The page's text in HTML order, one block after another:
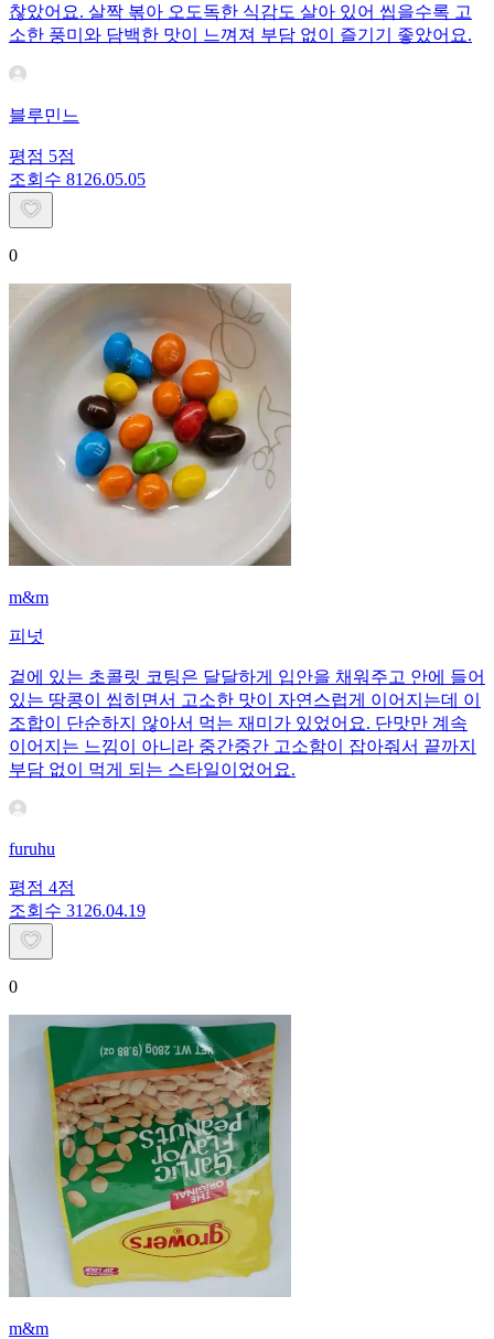
찮았어요. 살짝 볶아 오도독한 식감도 살아 있어 씹을수록 고
소한 풍미와 담백한 맛이 느껴져 부담 없이 즐기기 좋았어요.
블루민느
평점 5점
조회수 81 26.05.05
0
m&m
피넛
겉에 있는 초콜릿 코팅은 달달하게 입안을 채워주고 안에 들어
있는 땅콩이 씹히면서 고소한 맛이 자연스럽게 이어지는데 이
조합이 단순하지 않아서 먹는 재미가 있었어요. 단맛만 계속
이어지는 느낌이 아니라 중간중간 고소함이 잡아줘서 끝까지
부담 없이 먹게 되는 스타일이었어요.
furuhu
평점 4점
조회수 31 26.04.19
0
m&m